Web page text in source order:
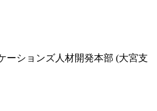
ーションズ人材開発本部 (大宮支